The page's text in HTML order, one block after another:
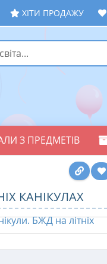
ХІТИ ПРОДАЖУ
З ПРЕДМЕТІВ
КАНІКУЛАХ